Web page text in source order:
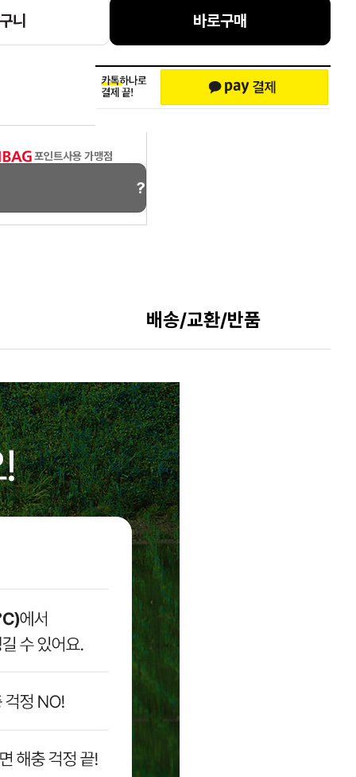
니 바로구매
포인트사용 가맹점
?
배송/교환/반품